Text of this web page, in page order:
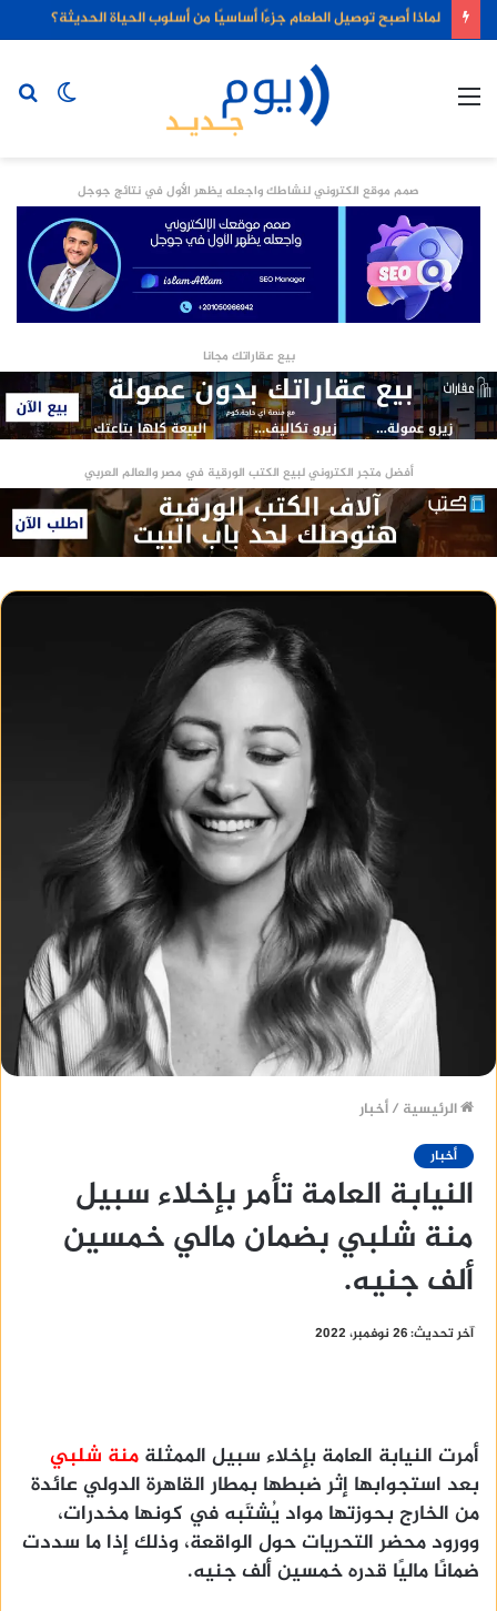
لماذا أصبح توصيل الطعام جزءًا أساسيًا من أسلوب الحياة الحديثة؟
الوضع
صمم موقع الكتروني لنشاطك واجعله يظهر الأول في نتائج جوجل
بيع عقاراتك مجانا
أفضل متجر الكتروني لبيع الكتب الورقية في مصر والعالم العربي
الرئيسية /أخبار
أخبار
النيابة العامة تأمر بإخلاء سبيل
منة شلبي بضمان مالي خمسين
ألف جنيه.
آخر تحديث: 26 نوفمبر، 2022
أمرت النيابة العامة بإخلاء سبيل الممثلة منة شلبي
بعد استجوابها إثر ضبطها بمطار القاهرة الدولي عائدة
من الخارج بحوزتها مواد يُشتَبه في كونها مخدرات،
وورود محضر التحريات حول الواقعة، وذلك إذا ما سددت
ضمانًا ماليًا قدره خمسين ألف جنيه.